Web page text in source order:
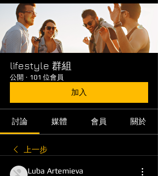
lifestyle 群組
公開 · 101 位會員
加入
討論 媒體 會員 關於
上一步
Luba Artemieva